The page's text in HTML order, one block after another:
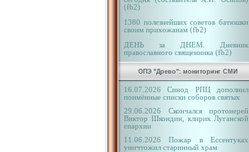
(fb2)
1380 полезнейших советов батюшки
своим прихожанам (fb2)
ДЕНЬ за ДНЕМ. Дневник
православного священника (fb2)
ОПЭ "Древо": мониторинг СМИ
16.07.2026 Синод РПЦ дополнил
поимённые списки соборов святых
29.06.2026 Скончался протоиерей
Виктор Шкондин, клирик Луганской
епархии
11.06.2026 Пожар в Ессентуках
уничтожил старинный храм